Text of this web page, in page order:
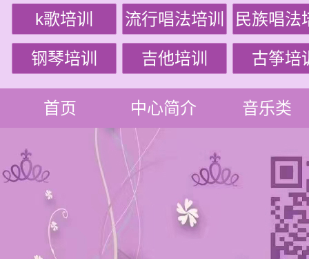
k歌培训 流行唱法培训 民族唱法
钢琴培训 吉他培训 古筝培
首页 中心简介 音乐类